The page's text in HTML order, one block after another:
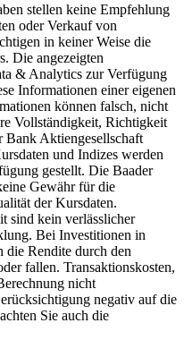
stellen keine Empfehlung
oder Verkauf von
in keiner Weise die
Die angezeigten
& Analytics zur Verfügung
Informationen einer eigenen
können falsch, nicht
Vollständigkeit, Richtigkeit
Bank Aktiengesellschaft
und Indizes werden
gestellt. Die Baader
Gewähr für die
der Kursdaten.
sind kein verlässlicher
Bei Investitionen in
die Rendite durch den
fallen. Transaktionskosten,
nicht
negativ auf die
Sie auch die